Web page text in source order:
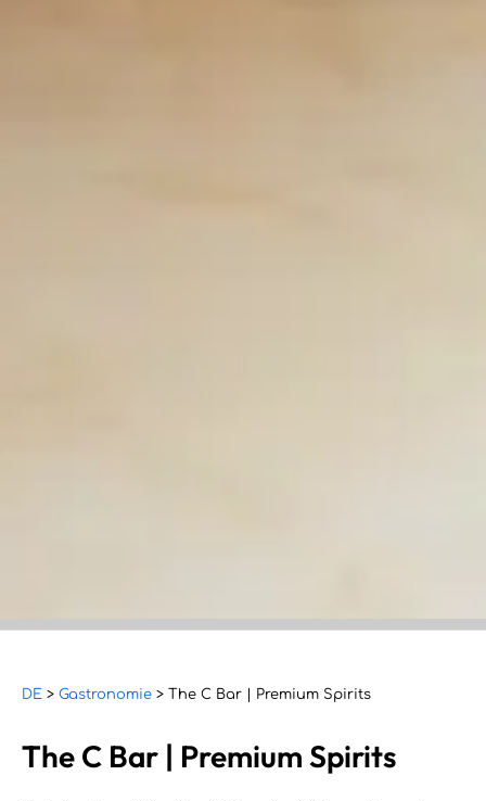
DE > Gastronomie > The C Bar | Premium Spirits
The C Bar | Premium Spirits